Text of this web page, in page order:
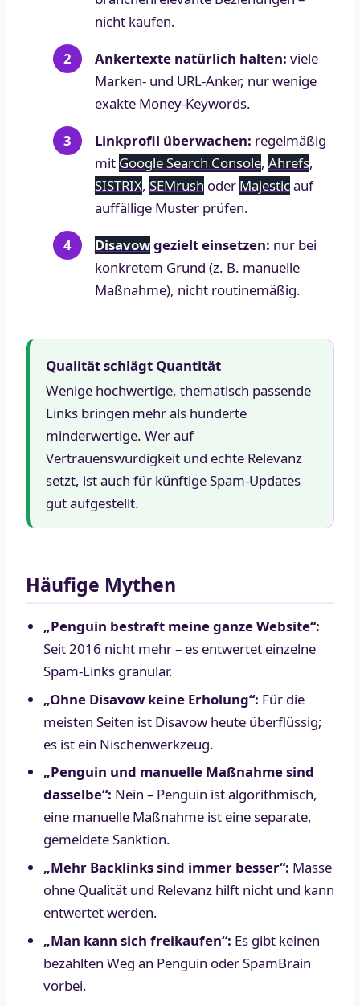
nicht kaufen.
Ankertexte natürlich halten: viele
Marken- und URL-Anker, nur wenige
exakte Money-Keywords.
Linkprofil überwachen: regelmäßig
mit Google Search Console, Ahrefs,
SISTRIX, SEMrush oder Majesticauf
auffällige Muster prüfen.
Disavowgezielt einsetzen: nur bei
konkretem Grund (z. B. manuelle
Maßnahme), nicht routinemäßig.
Qualität schlägt Quantität
Wenige hochwertige, thematisch passende
Links bringen mehr als hunderte
minderwertige. Wer auf
Vertrauenswürdigkeit und echte Relevanz
setzt, ist auch für künftige Spam-Updates
gut aufgestellt.
Häufige Mythen
„Penguin bestraft meine ganze Website“:
Seit 2016 nicht mehr – es entwertet einzelne
Spam-Links granular.
„Ohne Disavow keine Erholung“: Für die
meisten Seiten ist Disavow heute überflüssig;
es ist ein Nischenwerkzeug.
„Penguin und manuelle Maßnahme sind
dasselbe“: Nein – Penguin ist algorithmisch,
eine manuelle Maßnahme ist eine separate,
gemeldete Sanktion.
„Mehr Backlinks sind immer besser“: Masse
ohne Qualität und Relevanz hilft nicht und kann
entwertet werden.
„Man kann sich freikaufen“: Es gibt keinen
bezahlten Weg an Penguin oder SpamBrain
vorbei.